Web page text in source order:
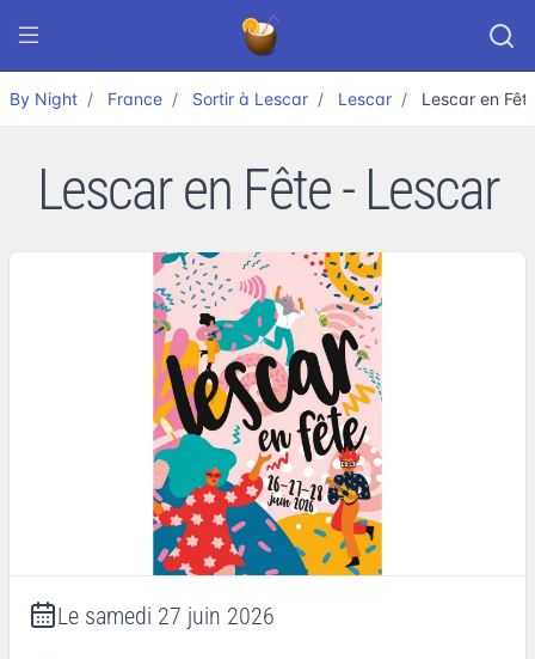
By Night France Sortir à Lescar Lescar Lescar en
Lescar en Fête - Lescar
Le samedi 27 juin 2026